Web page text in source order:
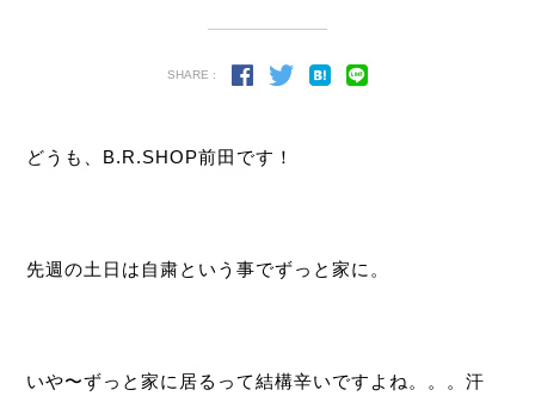
SHARE :
どうも、B.R.SHOP前田です！
先週の土日は自粛という事でずっと家に。
いや〜ずっと家に居るって結構辛いですよね。。。汗